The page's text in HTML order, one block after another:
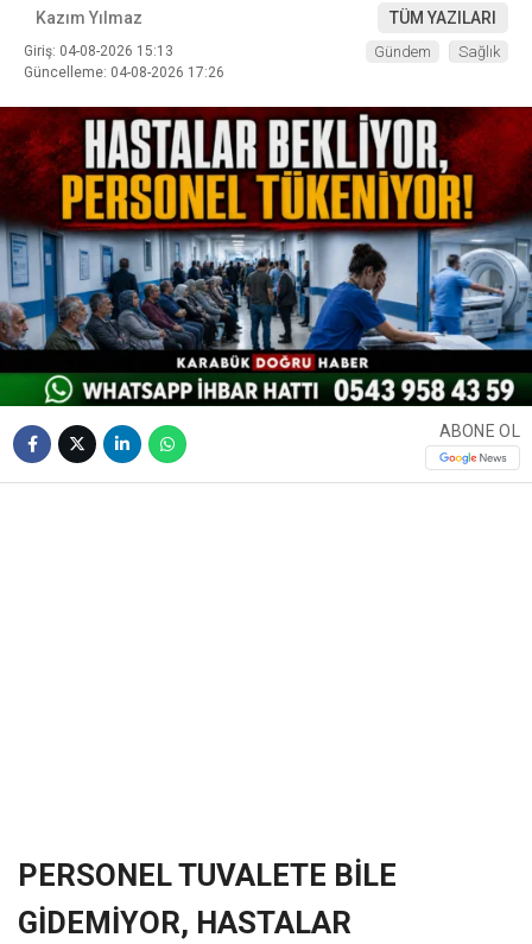
Kazım Yılmaz TÜM YAZILARI
Giriş: 04-08-2026 15:13
Güncelleme: 04-08-2026 17:26
Gündem Sağlık
ABONE OL
PERSONEL TUVALETE BİLE
GİDEMİYOR, HASTALAR